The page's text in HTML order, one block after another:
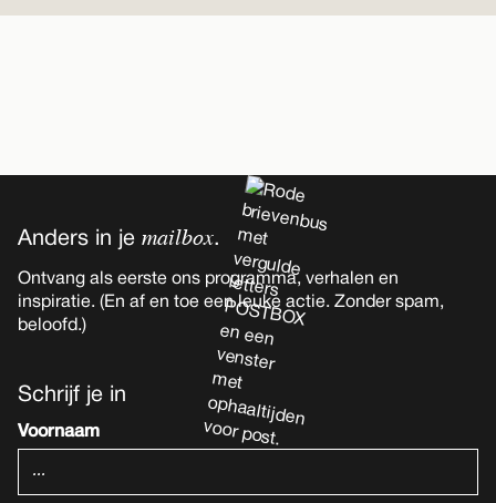
Anders in je mailbox.
Ontvang als eerste ons programma, verhalen en
inspiratie. (En af en toe een leuke actie. Zonder spam,
beloofd.)
Schrijf je in
Voornaam